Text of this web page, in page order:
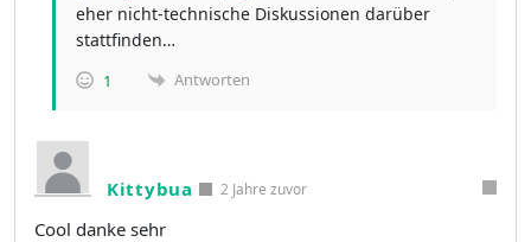
eher nicht-technische Diskussionen darüber
stattfinden…
1 Antworten
Kittybua 2 Jahre zuvor
Cool danke sehr